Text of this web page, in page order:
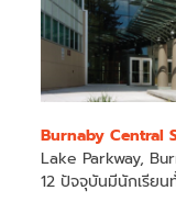
Burnaby Central
Lake Parkway,
12 ปัจจุบันมีนักเรีย